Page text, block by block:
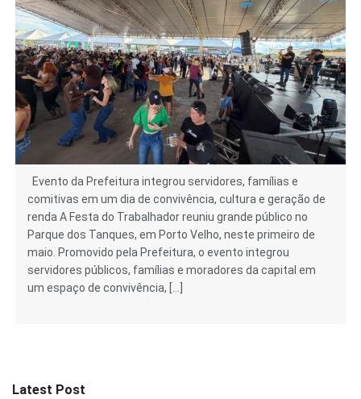
Evento da Prefeitura integrou servidores, famílias e
comitivas em um dia de convivência, cultura e geração de
renda A Festa do Trabalhador reuniu grande público no
Parque dos Tanques, em Porto Velho, neste primeiro de
maio. Promovido pela Prefeitura, o evento integrou
servidores públicos, famílias e moradores da capital em
um espaço de convivência, […]
Latest Post